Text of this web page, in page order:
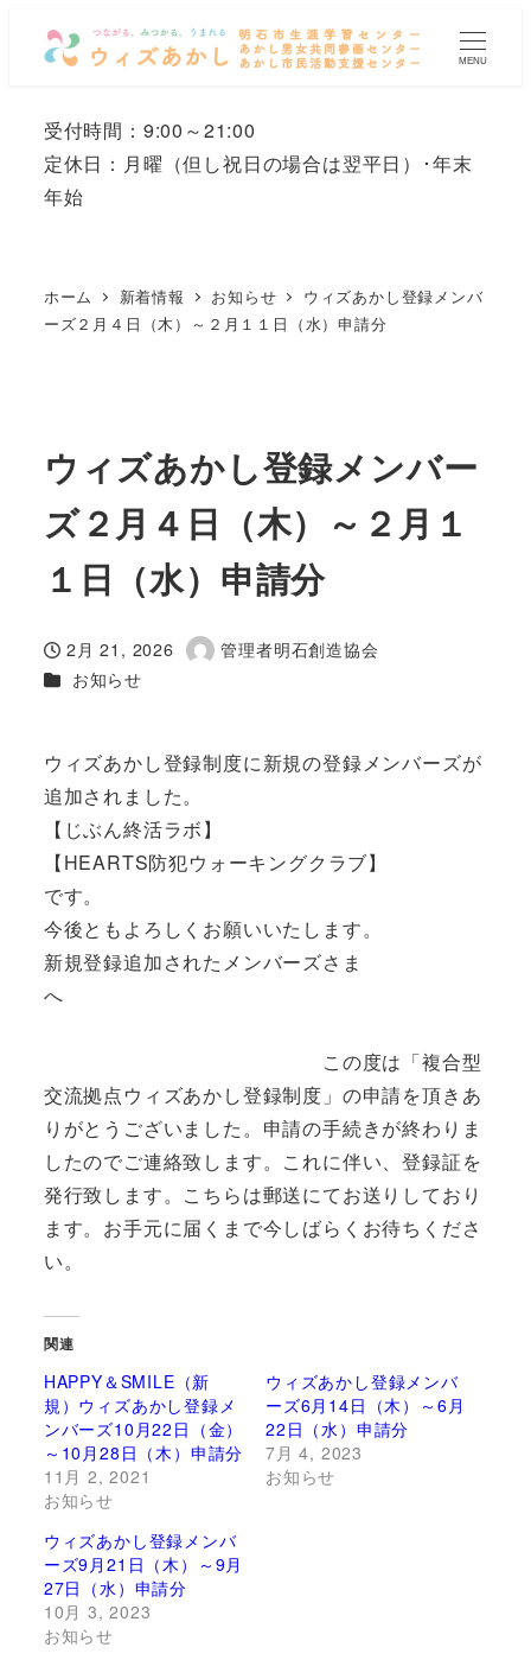
MENU
受付時間：9:00～21:00
定休日：月曜 （但し祝日の場合は翌平日）
･年末
年始
ホーム 新着情報 お知らせ
ウィズあかし登録メンバ
ーズ２月４日（木）～２月１１日（水）申請分
ウィズあかし登録メンバー
ズ２月４日（木）～２月１
１日（水）申請分
投稿日
2月 21, 2026
著
管理者明石創造協会
カテゴリー
お知らせ
ウィズあかし登録制度に新規の登録メンバーズが
追加されました。
【じぶん終活ラボ】
【HEARTS防犯ウォーキングクラブ】
です。
今後ともよろしくお願いいたします。
新規登録追加されたメンバーズさま
へ
この度は「複合型
交流拠点ウィズあかし登録制度」の申請を頂きあ
りがとうございました。申請の手続きが終わりま
したのでご連絡致します。これに伴い、登録証を
発行致します。こちらは郵送にてお送りしており
ます。お手元に届くまで今しばらくお待ちくださ
い。
関連
HAPPY＆SMILE（新
規）ウィズあかし登録メ
ンバーズ10月22日（金）
～10月28日（木）申請分
11月 2, 2021
お知らせ
ウィズあかし登録メンバ
ーズ6月14日（木）～6月
22日（水）申請分
7月 4, 2023
お知らせ
ウィズあかし登録メンバ
ーズ9月21日（木）～9月
27日（水）申請分
10月 3, 2023
お知らせ